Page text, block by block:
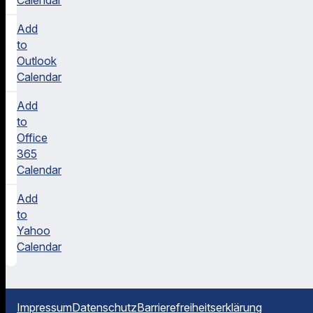
Add
to
Outlook
Calendar
Add
to
Office
365
Calendar
Add
to
Yahoo
Calendar
ImpressumDatenschutzBarrierefreiheitserklärung